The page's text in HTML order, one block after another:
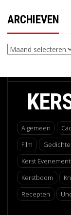
ARCHIEVEN
Archieven
Algemeen
Film
Kerst
Kerstboom
Recepten